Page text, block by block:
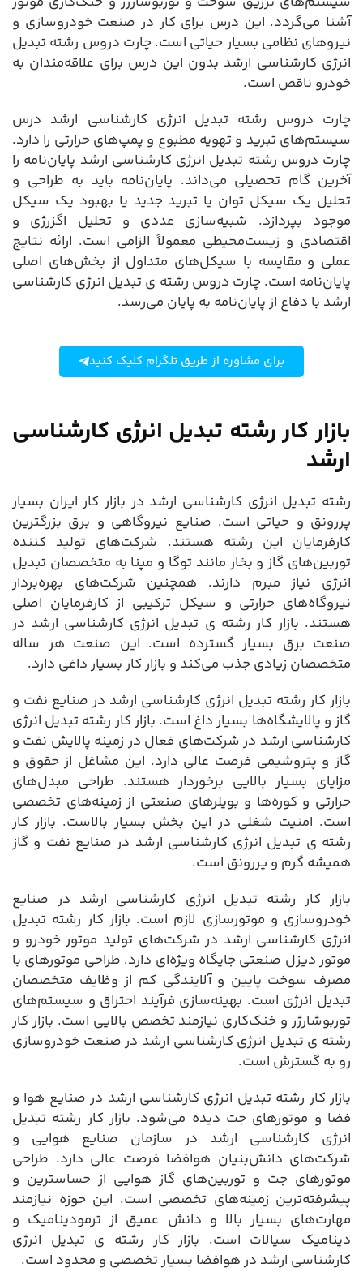
آشنا می‌گردد. این درس برای کار در صنعت خودروسازی و
نیروهای نظامی بسیار حیاتی است. چارت دروس رشته تبدیل
انرژی کارشناسی ارشد بدون این درس برای علاقه‌مندان به
خودرو ناقص است.
چارت دروس رشته تبدیل انرژی کارشناسی ارشد درس
سیستم‌های تبرید و تهویه مطبوع و پمپ‌های حرارتی را دارد.
چارت دروس رشته تبدیل انرژی کارشناسی ارشد پایان‌نامه را
آخرین گام تحصیلی می‌داند. پایان‌نامه باید به طراحی و
تحلیل یک سیکل توان یا تبرید جدید یا بهبود یک سیکل
موجود بپردازد. شبیه‌سازی عددی و تحلیل اگزرژی و
اقتصادی و زیست‌محیطی معمولاً الزامی است. ارائه نتایج
عملی و مقایسه با سیکل‌های متداول از بخش‌های اصلی
پایان‌نامه است. چارت دروس رشته ی تبدیل انرژی کارشناسی
ارشد با دفاع از پایان‌نامه به پایان می‌رسد.
برای مشاوره از طریق تلگرام کلیک کنید
بازار کار رشته تبدیل انرژی کارشناسی
ارشد
رشته تبدیل انرژی کارشناسی ارشد در بازار کار ایران بسیار
پررونق و حیاتی است. صنایع نیروگاهی و برق بزرگترین
کارفرمایان این رشته هستند. شرکت‌های تولید کننده
توربین‌های گاز و بخار مانند توگا و مپنا به متخصصان تبدیل
انرژی نیاز مبرم دارند. همچنین شرکت‌های بهره‌بردار
نیروگاه‌های حرارتی و سیکل ترکیبی از کارفرمایان اصلی
هستند. بازار کار رشته ی تبدیل انرژی کارشناسی ارشد در
صنعت برق بسیار گسترده است. این صنعت هر ساله
متخصصان زیادی جذب می‌کند و بازار کار بسیار داغی دارد.
بازار کار رشته تبدیل انرژی کارشناسی ارشد در صنایع نفت و
گاز و پالایشگاه‌ها بسیار داغ است. بازار کار رشته تبدیل انرژی
کارشناسی ارشد در شرکت‌های فعال در زمینه پالایش نفت و
گاز و پتروشیمی فرصت عالی دارد. این مشاغل از حقوق و
مزایای بسیار بالایی برخوردار هستند. طراحی مبدل‌های
حرارتی و کوره‌ها و بویلرهای صنعتی از زمینه‌های تخصصی
است. امنیت شغلی در این بخش بسیار بالاست. بازار کار
رشته ی تبدیل انرژی کارشناسی ارشد در صنایع نفت و گاز
همیشه گرم و پررونق است.
بازار کار رشته تبدیل انرژی کارشناسی ارشد در صنایع
خودروسازی و موتورسازی لازم است. بازار کار رشته تبدیل
انرژی کارشناسی ارشد در شرکت‌های تولید موتور خودرو و
موتور دیزل صنعتی جایگاه ویژه‌ای دارد. طراحی موتورهای با
مصرف سوخت پایین و آلایندگی کم از وظایف متخصصان
تبدیل انرژی است. بهینه‌سازی فرآیند احتراق و سیستم‌های
توربوشارژر و خنک‌کاری نیازمند تخصص بالایی است. بازار کار
رشته ی تبدیل انرژی کارشناسی ارشد در صنعت خودروسازی
رو به گسترش است.
بازار کار رشته تبدیل انرژی کارشناسی ارشد در صنایع هوا و
فضا و موتورهای جت دیده می‌شود. بازار کار رشته تبدیل
انرژی کارشناسی ارشد در سازمان صنایع هوایی و
شرکت‌های دانش‌بنیان هوافضا فرصت عالی دارد. طراحی
موتورهای جت و توربین‌های گاز هوایی از حساسترین و
پیشرفته‌ترین زمینه‌های تخصصی است. این حوزه نیازمند
مهارت‌های بسیار بالا و دانش عمیق از ترمودینامیک و
دینامیک سیالات است. بازار کار رشته ی تبدیل انرژی
کارشناسی ارشد در هوافضا بسیار تخصصی و محدود است.